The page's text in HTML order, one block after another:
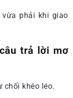
phải khi giao
trả lời mơ
chối khéo léo.